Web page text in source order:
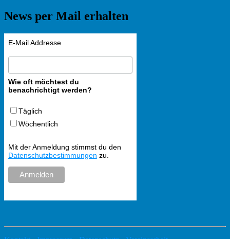
News per Mail erhalten
E-Mail Addresse
Wie oft möchtest du
benachrichtigt werden?
Täglich
Wöchentlich
Mit der Anmeldung stimmst du den
Datenschutzbestimmungen zu.